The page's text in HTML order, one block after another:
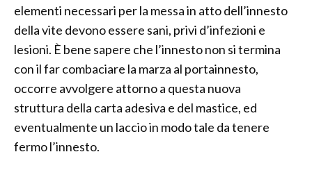
elementi necessari per la messa in atto dell’innesto
della vite devono essere sani, privi d’infezioni e
lesioni. È bene sapere che l’innesto non si termina
con il far combaciare la marza al portainnesto,
occorre avvolgere attorno a questa nuova
struttura della carta adesiva e del mastice, ed
eventualmente un laccio in modo tale da tenere
fermo l’innesto.